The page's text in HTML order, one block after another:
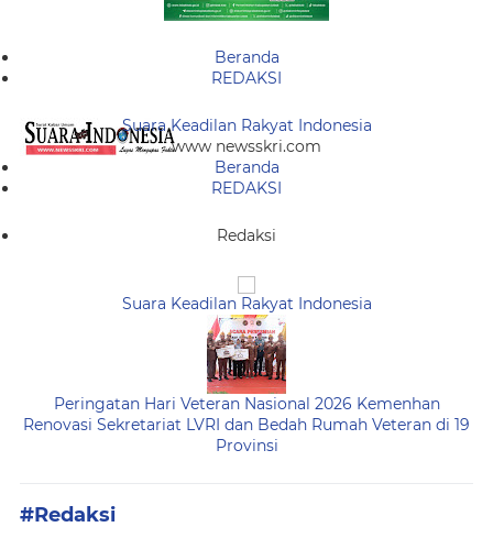
Beranda
REDAKSI
Suara Keadilan Rakyat Indonesia
www newsskri.com
Beranda
REDAKSI
Redaksi
Suara Keadilan Rakyat Indonesia
Peringatan Hari Veteran Nasional 2026 Kemenhan
Renovasi Sekretariat LVRI dan Bedah Rumah Veteran di 19
Provinsi
#Redaksi